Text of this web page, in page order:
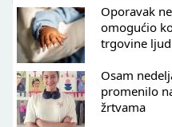
Oporavak
omogućio
trgovine
Osam
promenilo
žrtvama